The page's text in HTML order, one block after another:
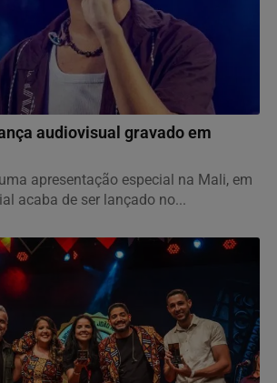
audiovisual gravado em
apresentação especial na Mali, em
acaba de ser lançado no...